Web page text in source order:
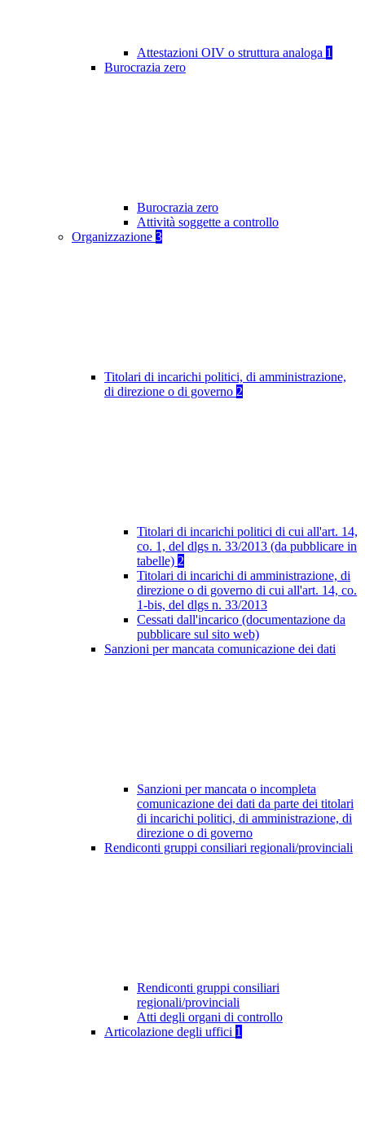
Attestazioni OIV o struttura analoga 1
Burocrazia zero
Burocrazia zero
Attività soggette a controllo
Organizzazione 3
Titolari di incarichi politici, di amministrazione,
di direzione o di governo 2
Titolari di incarichi politici di cui all'art. 14,
co. 1, del dlgs n. 33/2013 (da pubblicare in
tabelle) 2
Titolari di incarichi di amministrazione, di
direzione o di governo di cui all'art. 14, co.
1-bis, del dlgs n. 33/2013
Cessati dall'incarico (documentazione da
pubblicare sul sito web)
Sanzioni per mancata comunicazione dei dati
Sanzioni per mancata o incompleta
comunicazione dei dati da parte dei titolari
di incarichi politici, di amministrazione, di
direzione o di governo
Rendiconti gruppi consiliari regionali/provinciali
Rendiconti gruppi consiliari
regionali/provinciali
Atti degli organi di controllo
Articolazione degli uffici 1